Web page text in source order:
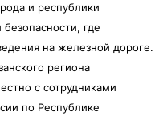
и республики
где
на железной дороге.
региона
с сотрудниками
по Республике